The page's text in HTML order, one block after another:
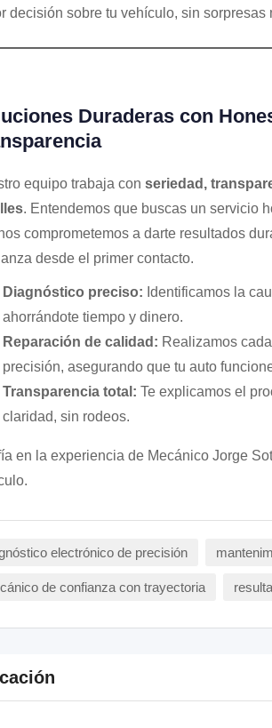
decisión sobre tu vehículo, sin sorpresas
Duraderas con
equipo trabaja con seriedad,
. Entendemos que buscas un servicio
comprometemos a darte resultados
desde el primer contacto.
Diagnóstico preciso: Identificamos la
ahorrándote tiempo y dinero.
Reparación de calidad: Realizamos
precisión, asegurando que tu auto
Transparencia total: Te explicamos el
claridad, sin rodeos.
en la experiencia de Mecánico Jorge
electrónico de precisión
de confianza con trayectoria